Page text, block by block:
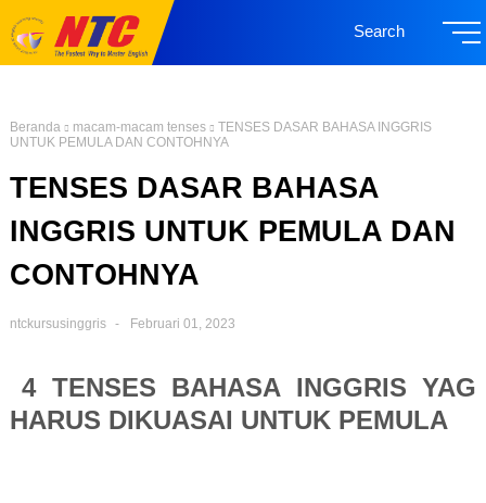
Search
Beranda macam-macam tenses
TENSES DASAR BAHASA INGGRIS
UNTUK PEMULA DAN CONTOHNYA
TENSES DASAR BAHASA
INGGRIS UNTUK PEMULA DAN
CONTOHNYA
ntckursusinggris Februari 01, 2023
4 TENSES BAHASA INGGRIS YAG
HARUS DIKUASAI UNTUK PEMULA